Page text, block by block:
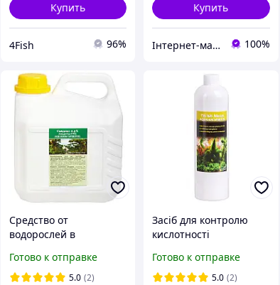
Купить
4Fish 96%
Купить
Інтернет-магазин "Aquahim Spiritol" 100%
Средство от
водорослей в
Spiritol Сайдекс, 3л
Готово к отправке
5.0 (2)
Засіб для контролю
кислотності
Aquahim Spiritol PH /
KH Minus 0.5л.
Готово к отправке
5.0 (2)